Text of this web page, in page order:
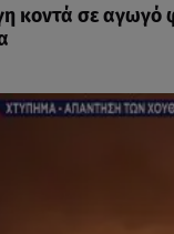
κοντά σε αγωγό